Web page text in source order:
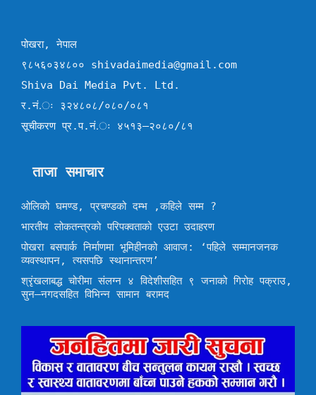
पोखरा, नेपाल
९८५६०३४८०० shivadaimedia@gmail.com
Shiva Dai Media Pvt. Ltd.
र.नं.ः ३२४८०८/०८०/०८१
सूचीकरण प्र.प.नं.ः ४५१३–२०८०/८१
ताजा समाचार
ओलिको घमण्ड, प्रचण्डको दम्भ ,कहिले सम्म ?
भारतीय लोकतन्त्रको परिपक्वताको एउटा उदाहरण
पोखरा बसपार्क निर्माणमा भूमिहीनको आवाज: ‘पहिले सम्मानजनक
व्यवस्थापन, त्यसपछि स्थानान्तरण’
श्रृंखलाबद्ध चोरीमा संलग्न ४ विदेशीसहित ९ जनाको गिरोह पक्राउ,
सुन–नगदसहित विभिन्न सामान बरामद